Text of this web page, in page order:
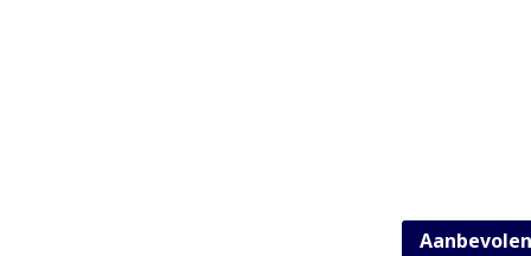
Aanbevolen